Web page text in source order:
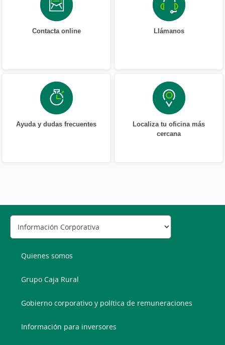
Contacta online Llámanos
Ayuda y dudas frecuentes
Localiza tu oficina más
cercana
Quienes somos
Grupo Caja Rural
Gobierno corporativo y política de remuneraciones
Información para inversores